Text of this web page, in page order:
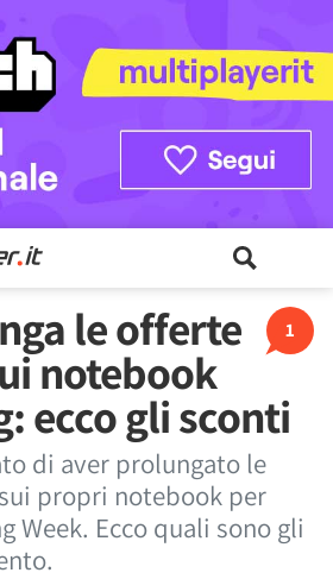
1
le offerte
notebook
ecco gli sconti
di aver prolungato le
propri notebook per
Week. Ecco quali sono gli